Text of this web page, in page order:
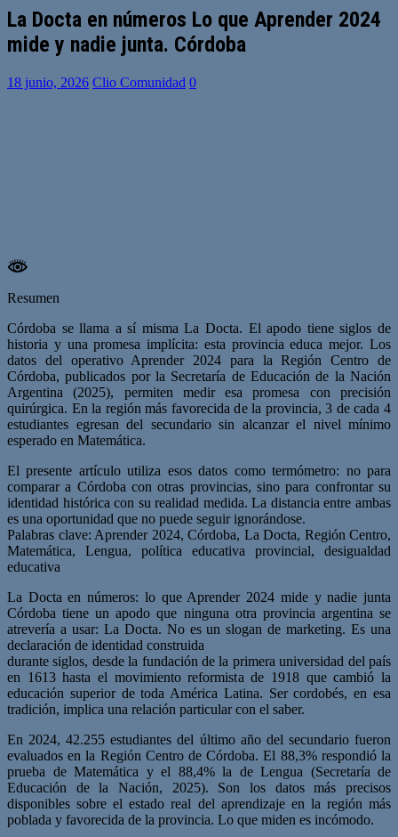
La Docta en números Lo que Aprender 2024
mide y nadie junta. Córdoba
18 junio, 2026 Clio Comunidad 0
Resumen
Córdoba se llama a sí misma La Docta. El apodo tiene siglos de
historia y una promesa implícita: esta provincia educa mejor. Los
datos del operativo Aprender 2024 para la Región Centro de
Córdoba, publicados por la Secretaría de Educación de la Nación
Argentina (2025), permiten medir esa promesa con precisión
quirúrgica. En la región más favorecida de la provincia, 3 de cada 4
estudiantes egresan del secundario sin alcanzar el nivel mínimo
esperado en Matemática.
El presente artículo utiliza esos datos como termómetro: no para
comparar a Córdoba con otras provincias, sino para confrontar su
identidad histórica con su realidad medida. La distancia entre ambas
es una oportunidad que no puede seguir ignorándose.
Palabras clave: Aprender 2024, Córdoba, La Docta, Región Centro,
Matemática, Lengua, política educativa provincial, desigualdad
educativa
La Docta en números: lo que Aprender 2024 mide y nadie junta
Córdoba tiene un apodo que ninguna otra provincia argentina se
atrevería a usar: La Docta. No es un slogan de marketing. Es una
declaración de identidad construida
durante siglos, desde la fundación de la primera universidad del país
en 1613 hasta el movimiento reformista de 1918 que cambió la
educación superior de toda América Latina. Ser cordobés, en esa
tradición, implica una relación particular con el saber.
En 2024, 42.255 estudiantes del último año del secundario fueron
evaluados en la Región Centro de Córdoba. El 88,3% respondió la
prueba de Matemática y el 88,4% la de Lengua (Secretaría de
Educación de la Nación, 2025). Son los datos más precisos
disponibles sobre el estado real del aprendizaje en la región más
poblada y favorecida de la provincia. Lo que miden es incómodo.